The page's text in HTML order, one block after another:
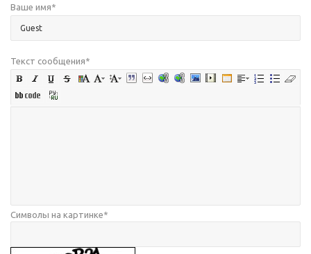
Ваше имя*
Текст сообщения*
Символы на картинке*